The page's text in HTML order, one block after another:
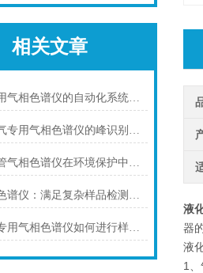
相关文章
液化气专用气相色谱仪的自动化系统在液化气分析中的优势
山东天然气专用气相色谱仪的峰识别与定性定量分析
山东毛细管气相色谱仪在环境保护中的重要作用
山东气相色谱仪：满足复杂样品检测需求
白酒分析专用气相色谱仪如何进行样品浓缩和富集？
液
器
液
1